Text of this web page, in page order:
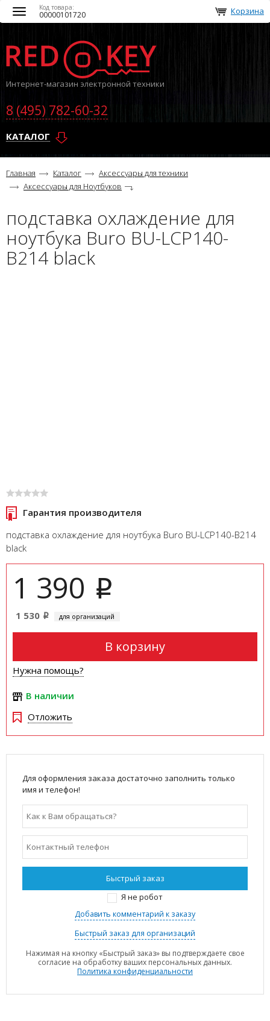
Toggle
navigation
Код товара:
00000101720 Корзина
Интернет-магазин электронной техники
8 (495) 782-60-32
КАТАЛОГ
Главная Каталог
Аксессуары для техники
Аксессуары для Ноутбуков
подставка охлаждение для
ноутбука Buro BU-LCP140-
B214 black
Гарантия производителя
подставка охлаждение для ноутбука Buro BU-LCP140-B214
black
1 390 i
1 530 i для организаций
В корзину
Нужна помощь?
В наличии
Отложить
Для оформления заказа достаточно заполнить только
имя и телефон!
Я не робот
Добавить комментарий к заказу
Быстрый заказ для организаций
Нажимая на кнопку «Быстрый заказ» вы подтверждаете свое
согласие на обработку ваших персональных данных.
Политика конфиденциальности